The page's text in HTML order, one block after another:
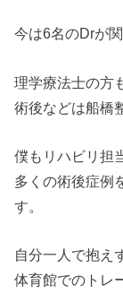
今は6名のDrが
理学療法士の方
術後などは船橋
僕もリハビリ担
多くの術後症例
す。
自分一人で抱え
体育館でのトレ